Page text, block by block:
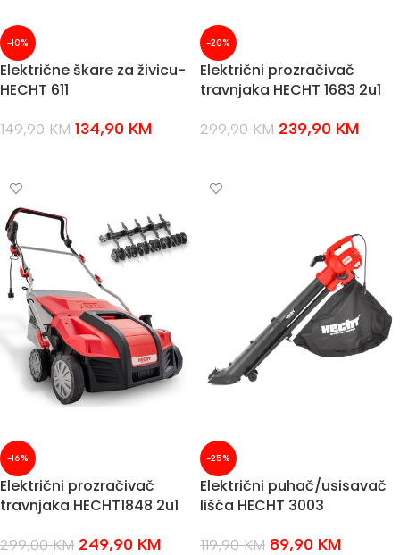
-10%
Električne škare za živicu-
HECHT 611
149,90KM 134,90 KM
-20%
Električni prozračivač
travnjaka HECHT 1683 2u1
299,90KM 239,90 KM
-16%
Električni prozračivač
travnjaka HECHT1848 2u1
299,00KM 249,90 KM
-25%
Električni puhač/usisavač
lišća HECHT 3003
119,90KM 89,90 KM